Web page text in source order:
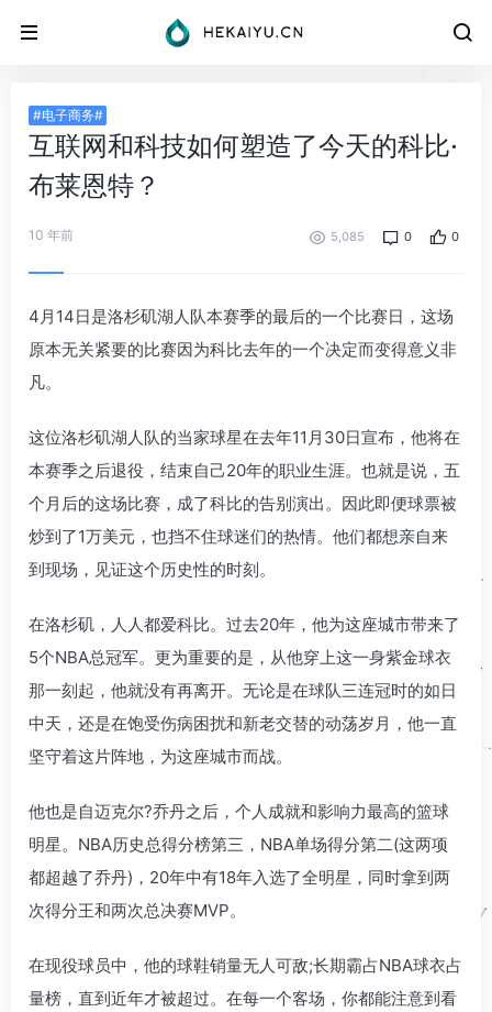
#电子商务#
互联网和科技如何塑造了今天的科比·
布莱恩特？
10 年前 5,085 0 0
4月14日是洛杉矶湖人队本赛季的最后的一个比赛日，这场
原本无关紧要的比赛因为科比去年的一个决定而变得意义非
凡。
这位洛杉矶湖人队的当家球星在去年11月30日宣布，他将在
本赛季之后退役，结束自己20年的职业生涯。也就是说，五
个月后的这场比赛，成了科比的告别演出。因此即便球票被
炒到了1万美元，也挡不住球迷们的热情。他们都想亲自来
到现场，见证这个历史性的时刻。
在洛杉矶，人人都爱科比。过去20年，他为这座城市带来了
5个NBA总冠军。更为重要的是，从他穿上这一身紫金球衣
那一刻起，他就没有再离开。无论是在球队三连冠时的如日
中天，还是在饱受伤病困扰和新老交替的动荡岁月，他一直
坚守着这片阵地，为这座城市而战。
他也是自迈克尔?乔丹之后，个人成就和影响力最高的篮球
明星。NBA历史总得分榜第三，NBA单场得分第二(这两项
都超越了乔丹)，20年中有18年入选了全明星，同时拿到两
次得分王和两次总决赛MVP。
在现役球员中，他的球鞋销量无人可敌;长期霸占NBA球衣占
量榜，直到近年才被超过。在每一个客场，你都能注意到看